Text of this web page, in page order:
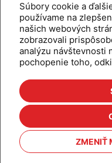
Súbory cookie a
používame na
našich webových
zobrazovali
analýzu návštevnosti
pochopenie toho,
ZMENIŤ
Domov
Aktuality
Kalkulačky
Na stiahnutie